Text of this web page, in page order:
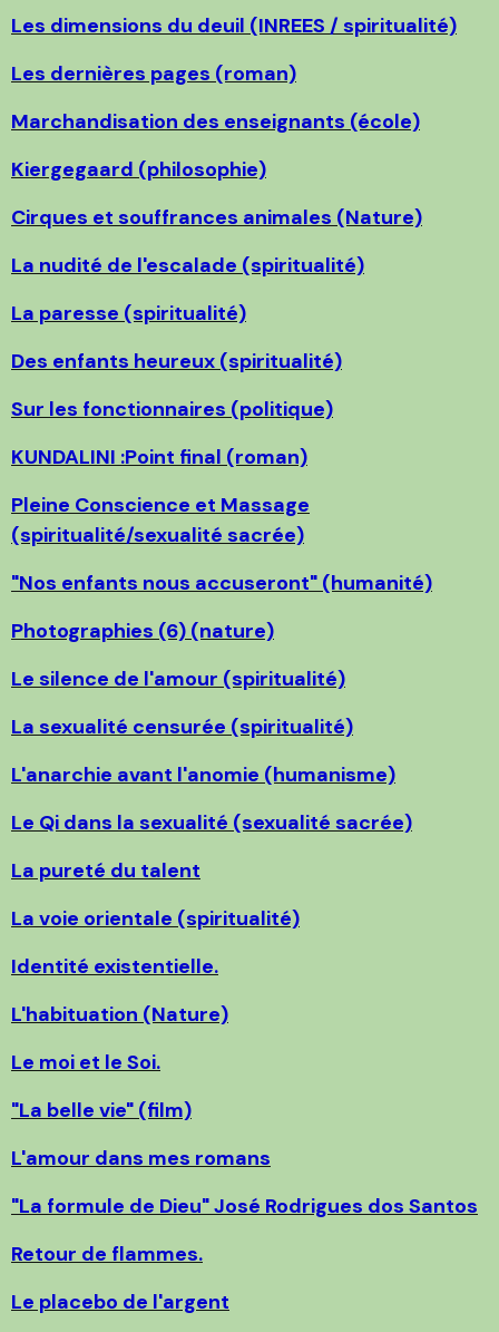
Les dimensions du deuil (INREES / spiritualité)
Les dernières pages (roman)
Marchandisation des enseignants (école)
Kiergegaard (philosophie)
Cirques et souffrances animales (Nature)
La nudité de l'escalade (spiritualité)
La paresse (spiritualité)
Des enfants heureux (spiritualité)
Sur les fonctionnaires (politique)
KUNDALINI :Point final (roman)
Pleine Conscience et Massage
(spiritualité/sexualité sacrée)
"Nos enfants nous accuseront" (humanité)
Photographies (6) (nature)
Le silence de l'amour (spiritualité)
La sexualité censurée (spiritualité)
L'anarchie avant l'anomie (humanisme)
Le Qi dans la sexualité (sexualité sacrée)
La pureté du talent
La voie orientale (spiritualité)
Identité existentielle.
L'habituation (Nature)
Le moi et le Soi.
"La belle vie" (film)
L'amour dans mes romans
"La formule de Dieu" José Rodrigues dos Santos
Retour de flammes.
Le placebo de l'argent